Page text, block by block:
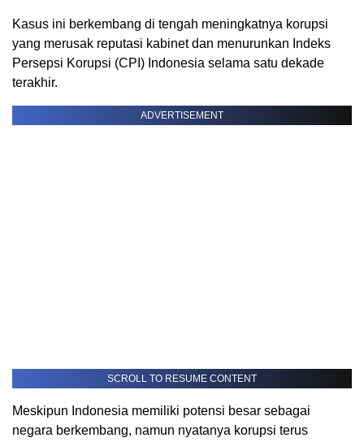
Kasus ini berkembang di tengah meningkatnya korupsi
yang merusak reputasi kabinet dan menurunkan Indeks
Persepsi Korupsi (CPI) Indonesia selama satu dekade
terakhir.
ADVERTISEMENT
SCROLL TO RESUME CONTENT
Meskipun Indonesia memiliki potensi besar sebagai
negara berkembang, namun nyatanya korupsi terus